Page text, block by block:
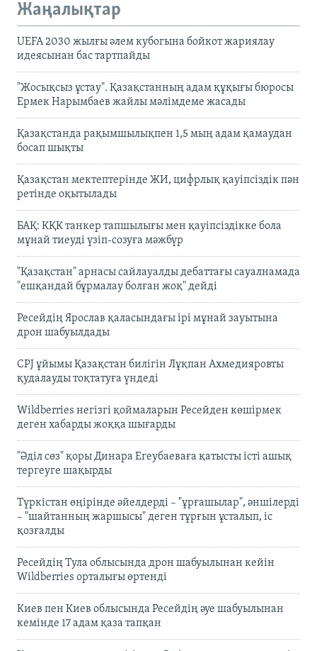
Жаңалықтар
UEFA 2030 жылғы әлем кубогына бойкот жариялау
идеясынан бас тартпайды
"Жосықсыз ұстау". Қазақстанның адам құқығы бюросы
Ермек Нарымбаев жайлы мәлімдеме жасады
Қазақстанда рақымшылықпен 1,5 мың адам қамаудан
босап шықты
Қазақстан мектептерінде ЖИ, цифрлық қауіпсіздік пән
ретінде оқытылады
БАҚ: КҚК танкер тапшылығы мен қауіпсіздікке бола
мұнай тиеуді үзіп-созуға мәжбүр
"Қазақстан" арнасы сайлауалды дебаттағы сауалнамада
"ешқандай бұрмалау болған жоқ" дейді
Ресейдің Ярослав қаласындағы ірі мұнай зауытына
дрон шабуылдады
CPJ ұйымы Қазақстан билігін Лұқпан Ахмедияровты
қудалауды тоқтатуға үндеді
Wildberries негізгі қоймаларын Ресейден көшірмек
деген хабарды жоққа шығарды
"Әділ сөз" қоры Динара Егеубаеваға қатысты істі ашық
тергеуге шақырды
Түркістан өңірінде әйелдерді – "ұрғашылар", әншілерді
– "шайтанның жаршысы" деген тұрғын ұсталып, іс
қозғалды
Ресейдің Тула облысында дрон шабуылынан кейін
Wildberries орталығы өртенді
Киев пен Киев облысында Ресейдің әуе шабуылынан
кемінде 17 адам қаза тапқан